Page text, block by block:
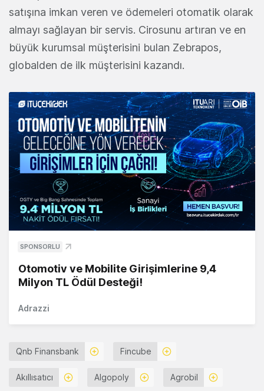
satışına imkan veren ve ödemeleri otomatik olarak
almayı sağlayan bir servis. Cirosunu artıran ve en
büyük kurumsal müşterisini bulan Zebrapos,
globalden de ilk müşterisini kazandı.
SPONSORLU
Otomotiv ve Mobilite Girişimlerine 9,4
Milyon TL Ödül Desteği!
Adrazzi
Qnb Finansbank Fincube
Akıllısatıcı Algopoly Agrobil